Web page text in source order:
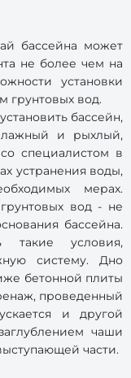
бассейна может
не более чем на
установки
грунтовых вод.
бассейн,
и рыхлый,
специалистом в
устранения воды,
мерах.
вод - не
бассейна.
такие условия,
систему. Дно
бетонной плиты
проведенный
и другой
чаши
части.